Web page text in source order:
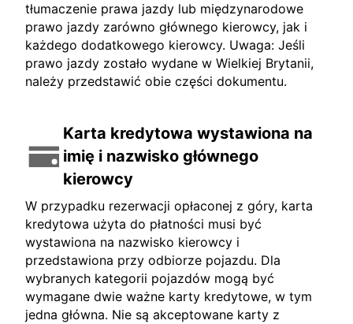
tłumaczenie prawa jazdy lub międzynarodowe
prawo jazdy zarówno głównego kierowcy, jak i
każdego dodatkowego kierowcy. Uwaga: Jeśli
prawo jazdy zostało wydane w Wielkiej Brytanii,
należy przedstawić obie części dokumentu.
Karta kredytowa wystawiona na
imię i nazwisko głównego
kierowcy
W przypadku rezerwacji opłaconej z góry, karta
kredytowa użyta do płatności musi być
wystawiona na nazwisko kierowcy i
przedstawiona przy odbiorze pojazdu. Dla
wybranych kategorii pojazdów mogą być
wymagane dwie ważne karty kredytowe, w tym
jedna główna. Nie są akceptowane karty z